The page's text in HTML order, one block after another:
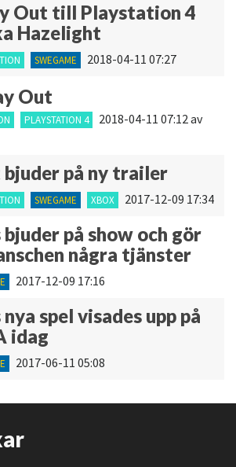
Out till Playstation 4
Hazelight
SWEGAME 2018-04-11 07:27
Out
PLAYSTATION 4 2018-04-11 07:12av
på ny trailer
SWEGAME XBOX 2017-12-09 17:34
bjuder på show och gör
några tjänster
2017-12-09 17:16
spel visades upp på
idag
2017-06-11 05:08